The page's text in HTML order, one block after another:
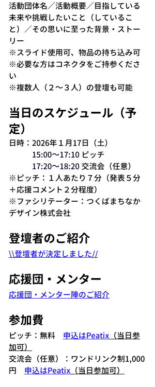
活動団体名／活動概要／目指している
未来や挑戦したいこと（しているこ
と）／その思いに至った背景・ストー
リー
※スライド使用可、物品の持ち込み可
※必要な方はコネクタをご持参くださ
い
※複数人（２～３人）の登壇も可能
当日のスケジュール（予
定）
日時：2026年１月17日（土）
15:00～17:10 ピッチ
17:20～18:20 交流会（任意）
※ピッチ：１人あたり７分（発表５分
＋応援コメント２分程度）
※ファシリテーター：つくばまちなか
デザイン株式会社
登壇者のご紹介
\\登壇者が決定しました//
応援団・メンター
応援団・メンター陣のご紹介
参加費
ピッチ：無料 申込はPeatix （当日参
加可）
交流会（任意）：ワンドリンク制1,000
円 申込はPeatix （当日参加可）